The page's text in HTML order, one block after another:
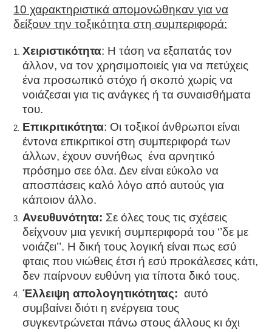
10 χαρακτηριστικά απομονώθηκαν για να
δείξουν την τοξικότητα στη συμπεριφορά:
Xειριστικότητα: Η τάση να εξαπατάς τον
άλλον, να τον χρησιμοποιείς για να πετύχεις
ένα προσωπικό στόχο ή σκοπό χωρίς να
νοιάζεσαι για τις ανάγκες ή τα συναισθήματα
του.
Επικριτικότητα: Οι τοξικοί άνθρωποι είναι
έντονα επικριτικοί στη συμπεριφορά των
άλλων, έχουν συνήθως ένα αρνητικό
πρόσημο σεε όλα. Δεν είναι εύκολο να
αποσπάσεις καλό λόγο από αυτούς για
κάποιον άλλο.
Ανευθυνότητα: Σε όλες τους τις σχέσεις
δείχνουν μια γενική συμπεριφορά του ‘’δε με
νοιάζει’’. Η δική τους λογική είναι πως εσύ
φταις που νιώθεις έτσι ή εσύ προκάλεσες κάτι,
δεν παίρνουν ευθύνη για τίποτα δικό τους.
Έλλειψη απολογητικότητας:αυτό
συμβαίνει διότι η ενέργεια τους
συγκεντρώνεται πάνω στους άλλους κι όχι